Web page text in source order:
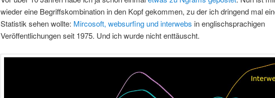
wieder eine Begriffskombination in den Kopf gekommen, zu der ich dringend mal
Statistik sehen wollte: Mircosoft, websurfing und interwebs in englischsprachigen
Veröffentlichungen seit 1975. Und ich wurde nicht enttäuscht.